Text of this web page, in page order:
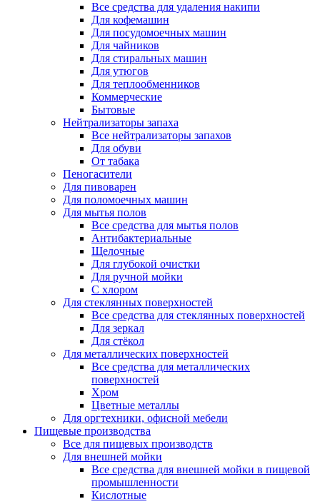
Все средства для удаления накипи
Для кофемашин
Для посудомоечных машин
Для чайников
Для стиральных машин
Для утюгов
Для теплообменников
Коммерческие
Бытовые
Нейтрализаторы запаха
Все нейтрализаторы запахов
Для обуви
От табака
Пеногасители
Для пивоварен
Для поломоечных машин
Для мытья полов
Все средства для мытья полов
Антибактериальные
Щелочные
Для глубокой очистки
Для ручной мойки
С хлором
Для стеклянных поверхностей
Все средства для стеклянных поверхностей
Для зеркал
Для стёкол
Для металлических поверхностей
Все средства для металлических
поверхностей
Хром
Цветные металлы
Для оргтехники, офисной мебели
Пищевые производства
Все для пищевых производств
Для внешней мойки
Все средства для внешней мойки в пищевой
промышленности
Кислотные